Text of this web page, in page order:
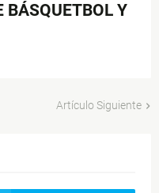
BÁSQUETBOL Y
Artículo Siguiente